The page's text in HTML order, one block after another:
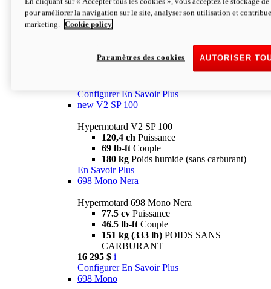
Configurer En Savoir Plus
newV2 SP
69 lb-ftCouple
Poids humide (sans carburant)
Configurer En Savoir Plus
new V2 SP 100
Hypermotard V2 SP 100
120,4 ch Puissance
69 lb-ft Couple
180 kg Poids humide (sans carburant)
En Savoir Plus
698 Mono Nera
Hypermotard 698 Mono Nera
77.5 cv Puissance
46.5 lb-ft Couple
151 kg (333 lb) POIDS SANS
CARBURANT
16 295 $ i
Configurer En Savoir Plus
698 Mono
pour améliorer la navigation sur le site, analyser son utilisation et
marketing.
Cookie policy
AUTORISER
Paramètres des cookies